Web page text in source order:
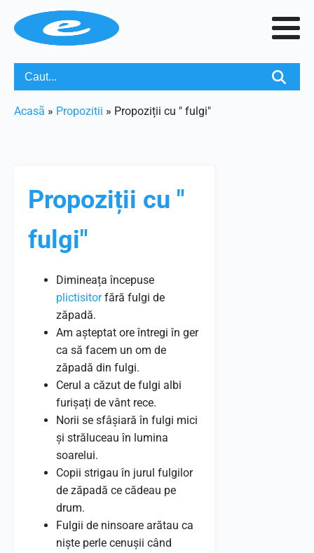
Acasã » Propozitii » Propoziții cu " fulgi"
Propoziții cu "
fulgi"
Dimineața începuse
plictisitorfără fulgi de
zăpadă.
Am așteptat ore întregi în ger
ca să facem un om de
zăpadă din fulgi.
Cerul a căzut de fulgi albi
furișați de vânt rece.
Norii se sfâșiară în fulgi mici
și străluceau în lumina
soarelui.
Copii strigau în jurul fulgilor
de zăpadă ce cădeau pe
drum.
Fulgii de ninsoare arătau ca
niște perle cenușii când